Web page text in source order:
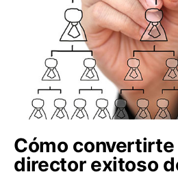
Cómo convertirte
director exitoso